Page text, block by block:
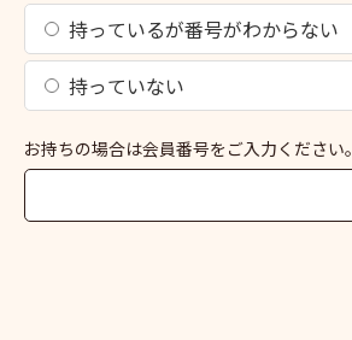
持っているが番号がわからない
持っていない
お持ちの場合は会員番号をご入力ください。